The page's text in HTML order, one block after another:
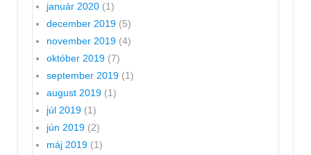
január 2020 (1)
december 2019 (5)
november 2019 (4)
október 2019 (7)
september 2019 (1)
august 2019 (1)
júl 2019 (1)
jún 2019 (2)
máj 2019 (1)